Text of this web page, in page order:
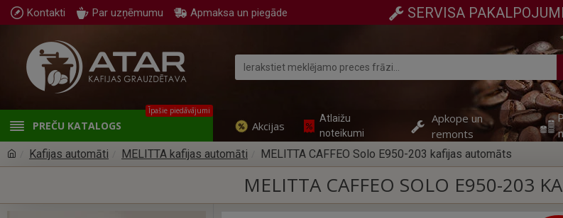
Kontakti Par uzņēmumu Apmaksa un piegāde SERVISA PAKALPOJUMI
PREČU KATALOGS
Īpašie piedāvājumi
Akcijas
Atlaižu
noteikumi
Apkope un
remonts
Kafijas automāti MELITTA kafijas automāti MELITTA CAFFEO Solo E950-203 kafijas automāts
MELITTA CAFFEO SOLO E950-203